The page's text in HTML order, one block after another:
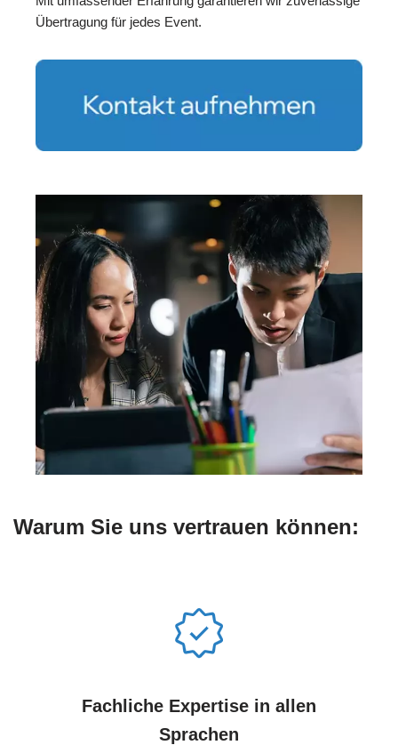
Übertragung für jedes Event.
Warum Sie uns vertrauen können:
Fachliche Expertise in allen
Sprachen